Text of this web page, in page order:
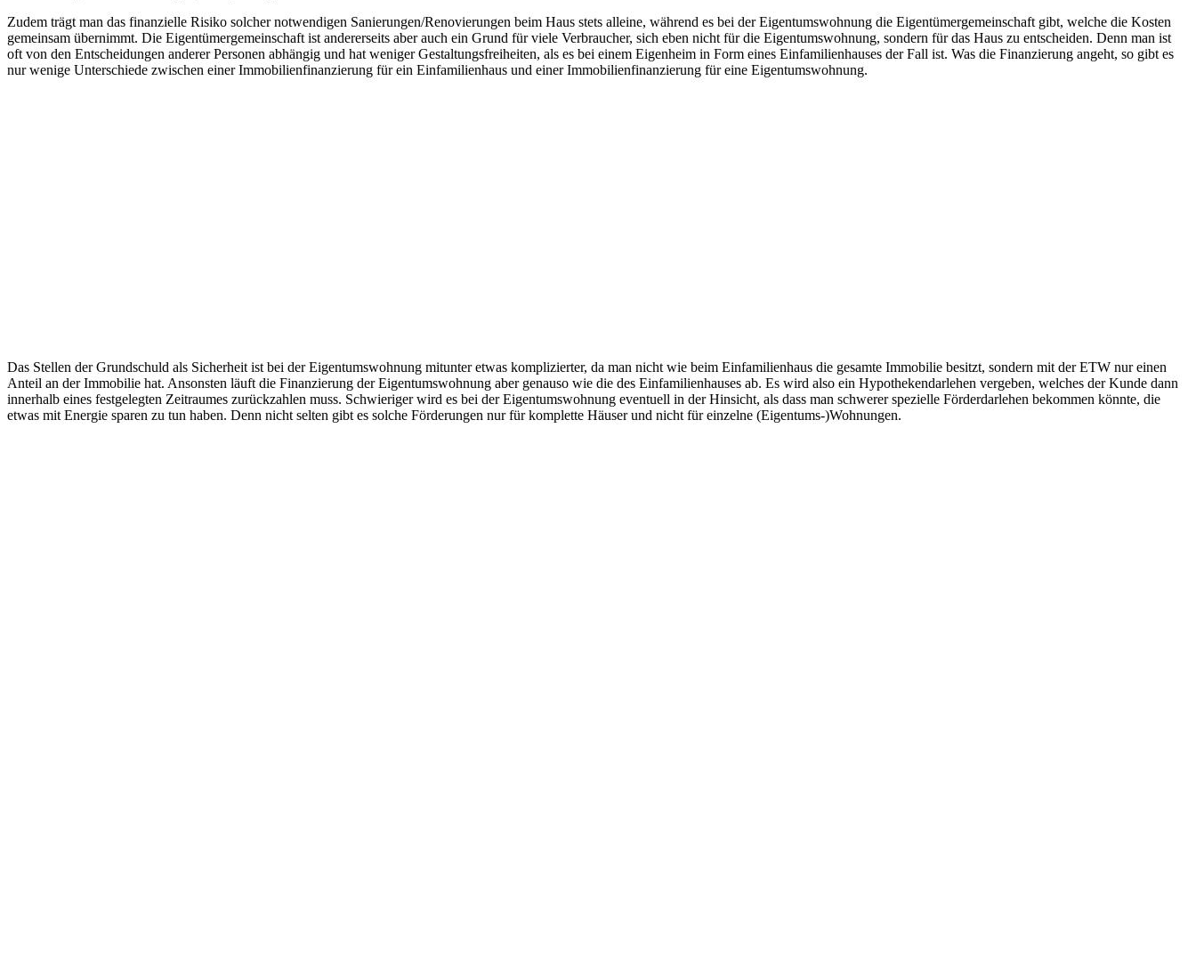
Zudem trägt man das finanzielle Risiko solcher notwendigen Sanierungen/Renovierungen beim Haus stets alleine, während es bei der Eigentumswohnung die Eigentümergemeinschaft gibt, welche die Kosten
gemeinsam übernimmt. Die Eigentümergemeinschaft ist andererseits aber auch ein Grund für viele Verbraucher, sich eben nicht für die Eigentumswohnung, sondern für das Haus zu entscheiden. Denn man ist
oft von den Entscheidungen anderer Personen abhängig und hat weniger Gestaltungsfreiheiten, als es bei einem Eigenheim in Form eines Einfamilienhauses der Fall ist. Was die Finanzierung angeht, so gibt es
nur wenige Unterschiede zwischen einer Immobilienfinanzierung für ein Einfamilienhaus und einer Immobilienfinanzierung für eine Eigentumswohnung.
Das Stellen der Grundschuld als Sicherheit ist bei der Eigentumswohnung mitunter etwas komplizierter, da man nicht wie beim Einfamilienhaus die gesamte Immobilie besitzt, sondern mit der ETW nur einen
Anteil an der Immobilie hat. Ansonsten läuft die Finanzierung der Eigentumswohnung aber genauso wie die des Einfamilienhauses ab. Es wird also ein Hypothekendarlehen vergeben, welches der Kunde dann
innerhalb eines festgelegten Zeitraumes zurückzahlen muss. Schwieriger wird es bei der Eigentumswohnung eventuell in der Hinsicht, als dass man schwerer spezielle Förderdarlehen bekommen könnte, die
etwas mit Energie sparen zu tun haben. Denn nicht selten gibt es solche Förderungen nur für komplette Häuser und nicht für einzelne (Eigentums-)Wohnungen.